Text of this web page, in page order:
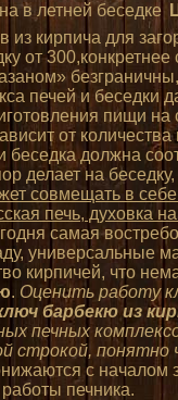
из кирпича для
от
печей и беседки
пищи на
от
беседка должна
делает на
совмещать в
печь,
самая
универсальные
кирпичей, что
. Оценить работу
барбекю из
печных
строкой,
с началом
печника.